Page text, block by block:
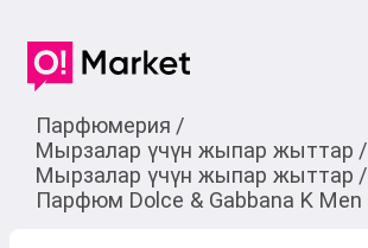
Парфюмерия /
Мырзалар үчүн жыпар жыттар /
Мырзалар үчүн жыпар жыттар /
Парфюм Dolce & Gabbana K Men